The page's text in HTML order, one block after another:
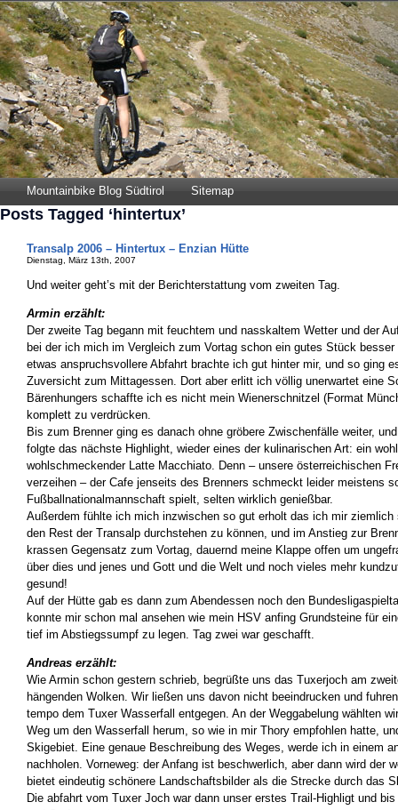
Mountainbike Blog Südtirol Sitemap
Posts Tagged ‘hintertux’
Transalp 2006 – Hintertux – Enzian Hütte
Dienstag, März 13th, 2007
Und weiter geht’s mit der Berichterstattung vom zweiten Tag.
Armin erzählt:
Der zweite Tag begann mit feuchtem und nasskaltem Wetter und der
bei der ich mich im Vergleich zum Vortag schon ein gutes Stück
etwas anspruchsvollere Abfahrt brachte ich gut hinter mir, und so ging
Zuversicht zum Mittagessen. Dort aber erlitt ich völlig unerwartet eine
Bärenhungers schaffte ich es nicht mein Wienerschnitzel (Format
komplett zu verdrücken.
Bis zum Brenner ging es danach ohne gröbere Zwischenfälle weiter,
folgte das nächste Highlight, wieder eines der kulinarischen Art: ein
wohlschmeckender Latte Macchiato. Denn – unsere österreichischen
verzeihen – der Cafe jenseits des Brenners schmeckt leider meistens
Fußballnationalmannschaft spielt, selten wirklich genießbar.
Außerdem fühlte ich mich inzwischen so gut erholt das ich mir ziemlich
den Rest der Transalp durchstehen zu können, und im Anstieg zur
krassen Gegensatz zum Vortag, dauernd meine Klappe offen um
über dies und jenes und Gott und die Welt und noch vieles mehr
gesund!
Auf der Hütte gab es dann zum Abendessen noch den
konnte mir schon mal ansehen wie mein HSV anfing Grundsteine für
tief im Abstiegssumpf zu legen. Tag zwei war geschafft.
Andreas erzählt:
Wie Armin schon gestern schrieb, begrüßte uns das Tuxerjoch am
hängenden Wolken. Wir ließen uns davon nicht beeindrucken und
tempo dem Tuxer Wasserfall entgegen. An der Weggabelung wählten
Weg um den Wasserfall herum, so wie in mir Thory empfohlen hatte,
Skigebiet. Eine genaue Beschreibung des Weges, werde ich in einem
nachholen. Vorneweg: der Anfang ist beschwerlich, aber dann wird der
bietet eindeutig schönere Landschaftsbilder als die Strecke durch das
Die abfahrt vom Tuxer Joch war dann unser erstes Trail-Highligt und